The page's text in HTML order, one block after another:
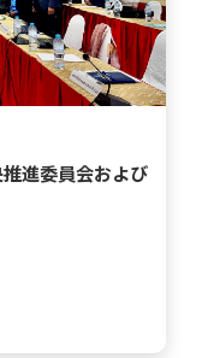
進委員会および